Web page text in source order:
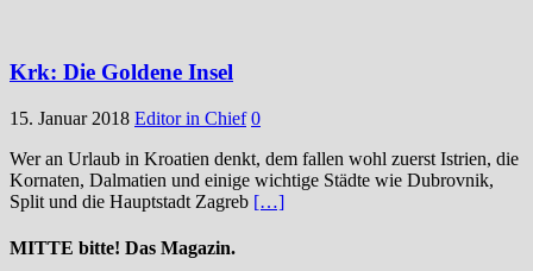
Krk: Die Goldene Insel
15. Januar 2018 Editor in Chief 0
Wer an Urlaub in Kroatien denkt, dem fallen wohl zuerst Istrien, die
Kornaten, Dalmatien und einige wichtige Städte wie Dubrovnik,
Split und die Hauptstadt Zagreb […]
MITTE bitte! Das Magazin.